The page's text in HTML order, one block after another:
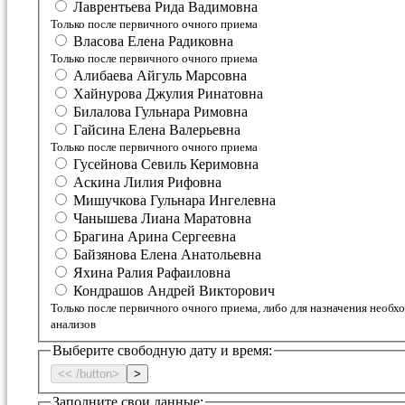
Лаврентьева Рида Вадимовна
Только после первичного очного приема
Власова Елена Радиковна
Только после первичного очного приема
Алибаева Айгуль Марсовна
Хайнурова Джулия Ринатовна
Билалова Гульнара Римовна
Гайсина Елена Валерьевна
Только после первичного очного приема
Гусейнова Севиль Керимовна
Аскина Лилия Рифовна
Мишучкова Гульнара Ингелевна
Чанышева Лиана Маратовна
Брагина Арина Сергеевна
Байзянова Елена Анатольевна
Яхина Ралия Рафаиловна
Кондрашов Андрей Викторович
Только после первичного очного приема, либо для назначения
анализов
Выберите свободную дату и время:
<< /button> >
Заполните свои данные: